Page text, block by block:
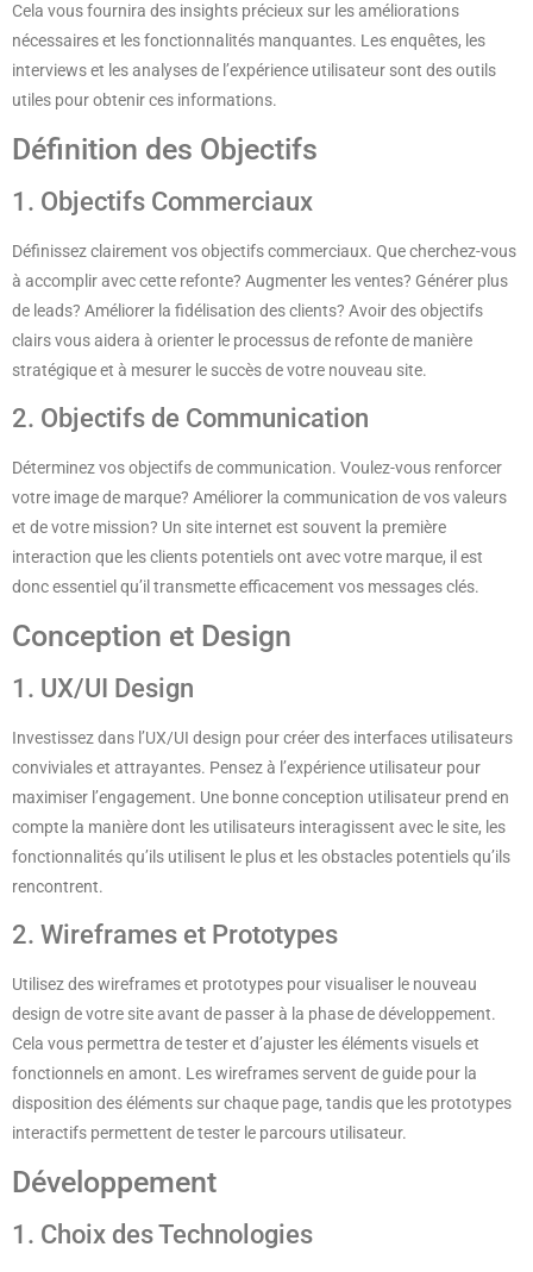
Cela vous fournira des insights précieux sur les améliorations
nécessaires et les fonctionnalités manquantes. Les enquêtes, les
interviews et les analyses de l’expérience utilisateur sont des outils
utiles pour obtenir ces informations.
Définition des Objectifs
1. Objectifs Commerciaux
Définissez clairement vos objectifs commerciaux. Que cherchez-vous
à accomplir avec cette refonte? Augmenter les ventes? Générer plus
de leads? Améliorer la fidélisation des clients? Avoir des objectifs
clairs vous aidera à orienter le processus de refonte de manière
stratégique et à mesurer le succès de votre nouveau site.
2. Objectifs de Communication
Déterminez vos objectifs de communication. Voulez-vous renforcer
votre image de marque? Améliorer la communication de vos valeurs
et de votre mission? Un site internet est souvent la première
interaction que les clients potentiels ont avec votre marque, il est
donc essentiel qu’il transmette efficacement vos messages clés.
Conception et Design
1. UX/UI Design
Investissez dans l’UX/UI design pour créer des interfaces utilisateurs
conviviales et attrayantes. Pensez à l’expérience utilisateur pour
maximiser l’engagement. Une bonne conception utilisateur prend en
compte la manière dont les utilisateurs interagissent avec le site, les
fonctionnalités qu’ils utilisent le plus et les obstacles potentiels qu’ils
rencontrent.
2. Wireframes et Prototypes
Utilisez des wireframes et prototypes pour visualiser le nouveau
design de votre site avant de passer à la phase de développement.
Cela vous permettra de tester et d’ajuster les éléments visuels et
fonctionnels en amont. Les wireframes servent de guide pour la
disposition des éléments sur chaque page, tandis que les prototypes
interactifs permettent de tester le parcours utilisateur.
Développement
1. Choix des Technologies